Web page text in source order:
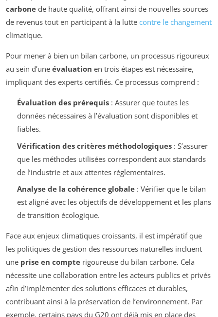
carbone de haute qualité, offrant ainsi de nouvelles sources
de revenus tout en participant à la lutte contre le changement
climatique.
Pour mener à bien un bilan carbone, un processus rigoureux
au sein d’une évaluation en trois étapes est nécessaire,
impliquant des experts certifiés. Ce processus comprend :
Évaluation des prérequis: Assurer que toutes les
données nécessaires à l’évaluation sont disponibles et
fiables.
Vérification des critères méthodologiques: S’assurer
que les méthodes utilisées correspondent aux standards
de l’industrie et aux attentes réglementaires.
Analyse de la cohérence globale: Vérifier que le bilan
est aligné avec les objectifs de développement et les plans
de transition écologique.
Face aux enjeux climatiques croissants, il est impératif que
les politiques de gestion des ressources naturelles incluent
une prise en compte rigoureuse du bilan carbone. Cela
nécessite une collaboration entre les acteurs publics et privés
afin d’implémenter des solutions efficaces et durables,
contribuant ainsi à la préservation de l’environnement. Par
exemple, certains pays du G20 ont déjà mis en place des